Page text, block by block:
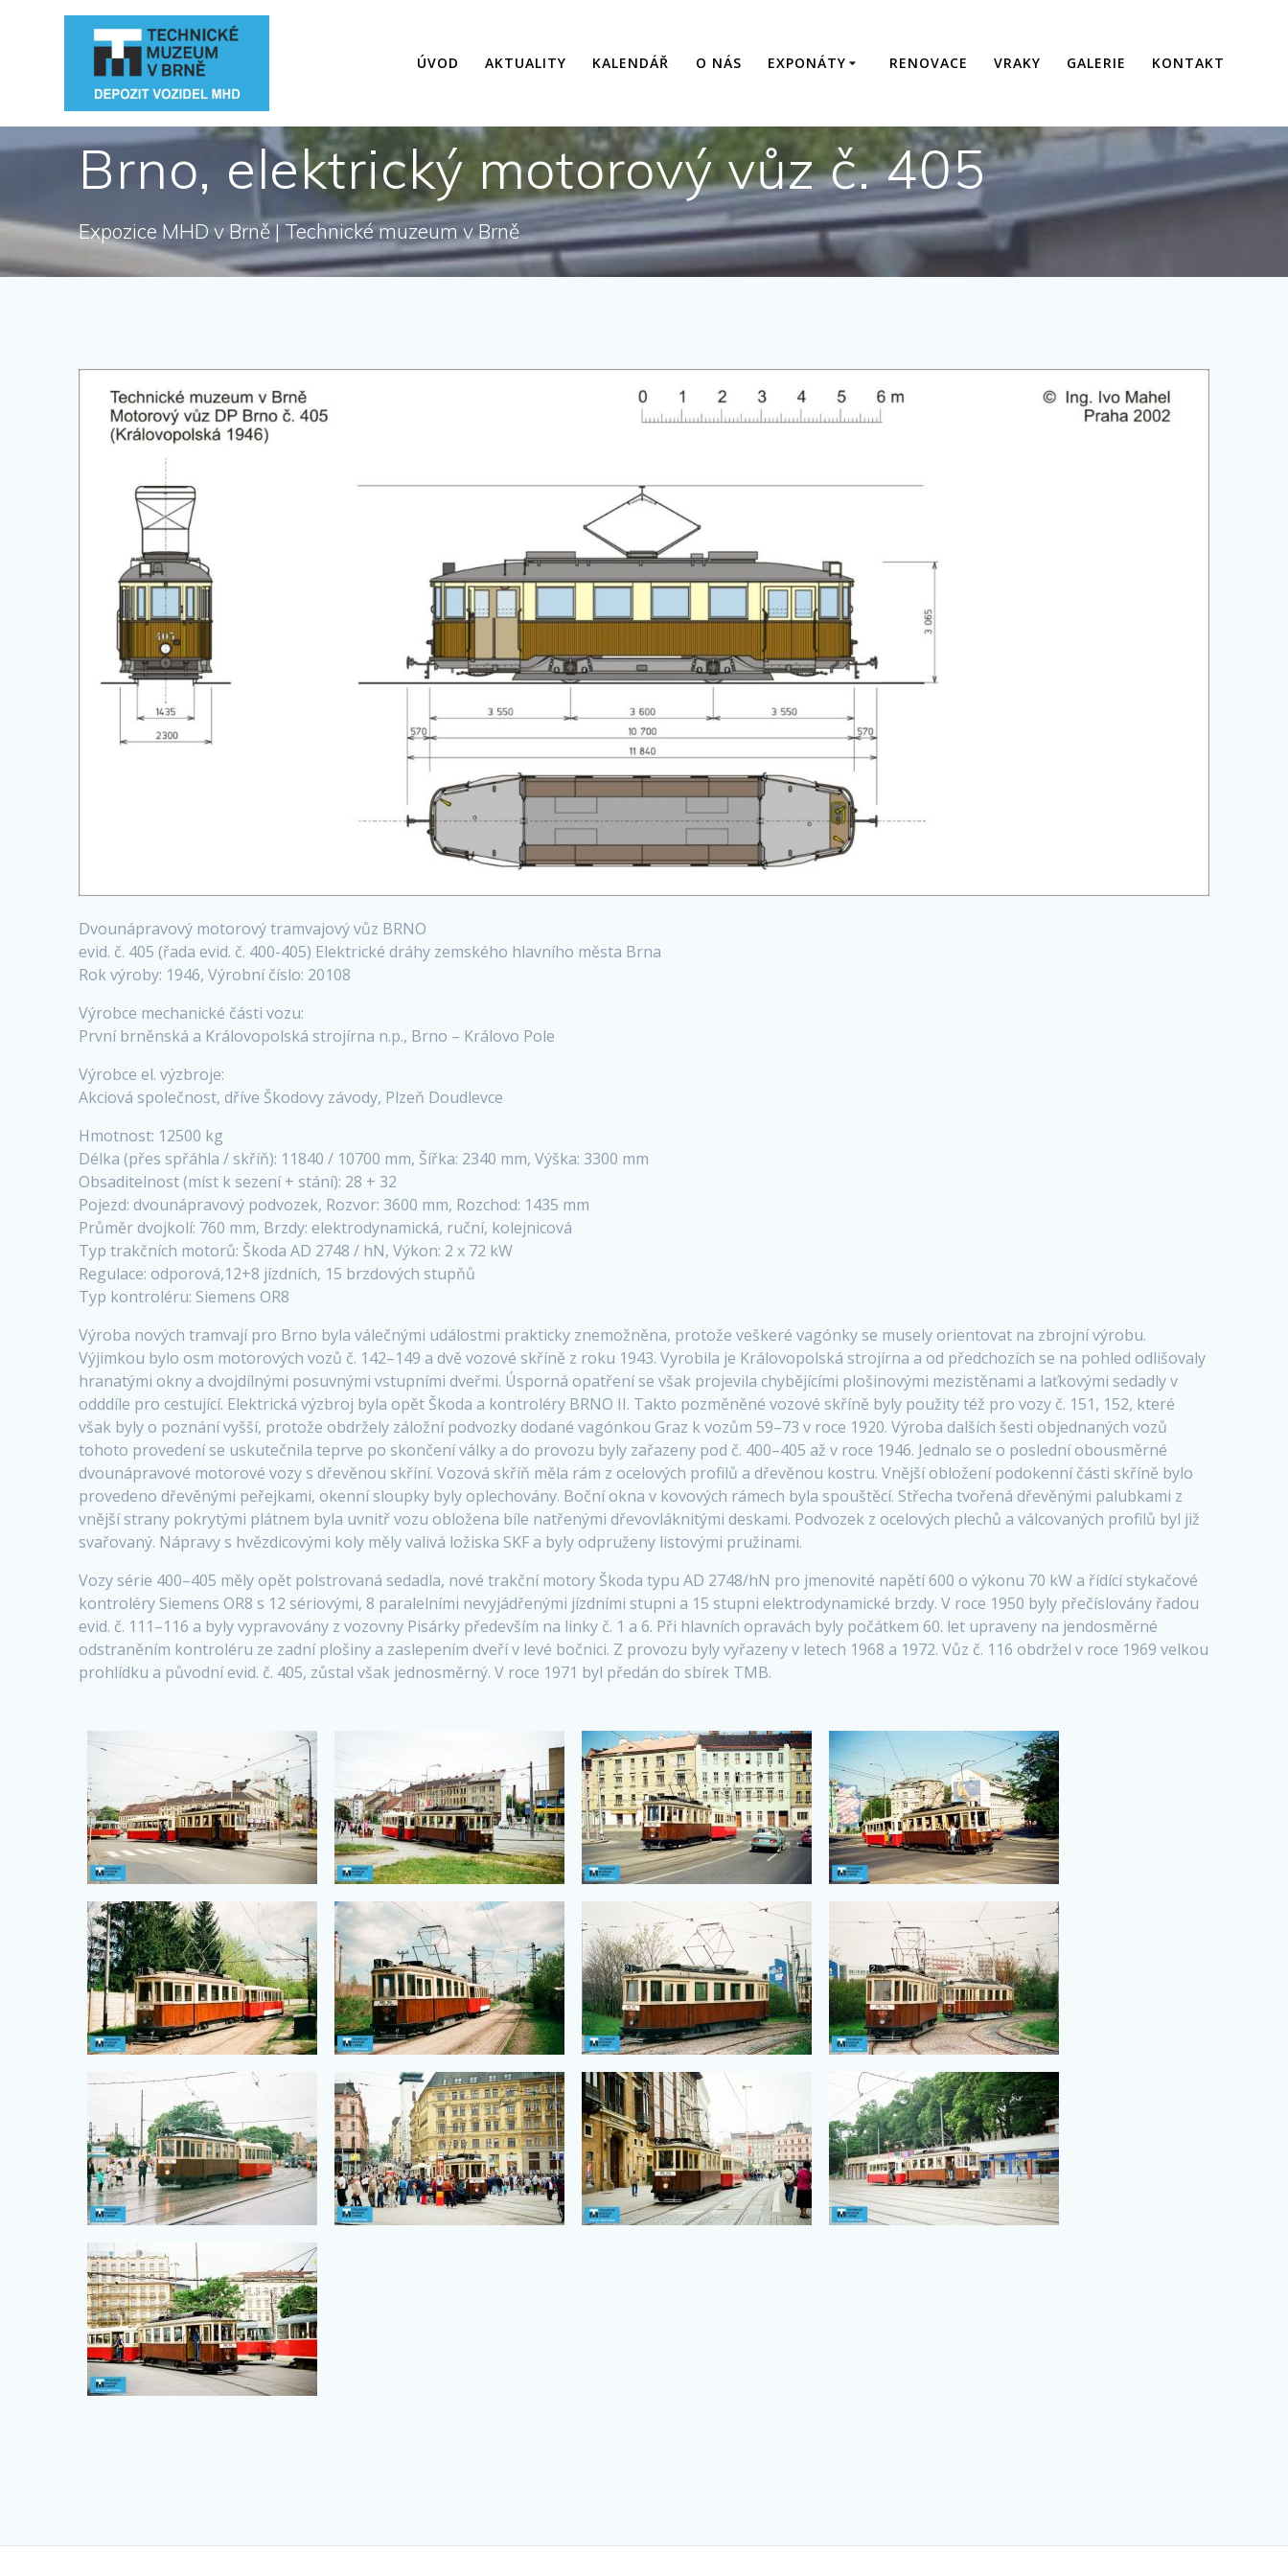
Přeskočit
ÚVOD AKTUALITY KALENDÁŘ O NÁS EXPONÁTY RENOVACE VRAKY GALERIE KONTAKT
Brno, elektrický motorový vůz č. 405
Expozice MHD v Brně | Technické muzeum v Brně
Dvounápravový motorový tramvajový vůz BRNO
evid. č. 405 (řada evid. č. 400-405) Elektrické dráhy zemského hlavního města Brna
Rok výroby: 1946, Výrobní číslo: 20108
Výrobce mechanické části vozu:
První brněnská a Královopolská strojírna n.p., Brno – Královo Pole
Výrobce el. výzbroje:
Akciová společnost, dříve Škodovy závody, Plzeň Doudlevce
Hmotnost: 12500 kg
Délka (přes spřáhla / skříň): 11840 / 10700 mm, Šířka: 2340 mm, Výška: 3300 mm
Obsaditelnost (míst k sezení + stání): 28 + 32
Pojezd: dvounápravový podvozek, Rozvor: 3600 mm, Rozchod: 1435 mm
Průměr dvojkolí: 760 mm, Brzdy: elektrodynamická, ruční, kolejnicová
Typ trakčních motorů: Škoda AD 2748 / hN, Výkon: 2 x 72 kW
Regulace: odporová,12+8 jízdních, 15 brzdových stupňů
Typ kontroléru: Siemens OR8
Výroba nových tramvají pro Brno byla válečnými událostmi prakticky znemožněna, protože veškeré vagónky se musely orientovat na zbrojní výrobu.
Výjimkou bylo osm motorových vozů č. 142–149 a dvě vozové skříně z roku 1943. Vyrobila je Královopolská strojírna a od předchozích se na pohled odlišovaly
hranatými okny a dvojdílnými posuvnými vstupními dveřmi. Úsporná opatření se však projevila chybějícími plošinovými mezistěnami a laťkovými sedadly v
odddíle pro cestující. Elektrická výzbroj byla opět Škoda a kontroléry BRNO II. Takto pozměněné vozové skříně byly použity též pro vozy č. 151, 152, které
však byly o poznání vyšší, protože obdržely záložní podvozky dodané vagónkou Graz k vozům 59–73 v roce 1920. Výroba dalších šesti objednaných vozů
tohoto provedení se uskutečnila teprve po skončení války a do provozu byly zařazeny pod č. 400–405 až v roce 1946. Jednalo se o poslední obousměrné
dvounápravové motorové vozy s dřevěnou skříní. Vozová skříň měla rám z ocelových profilů a dřevěnou kostru. Vnější obložení podokenní části skříně bylo
provedeno dřevěnými peřejkami, okenní sloupky byly oplechovány. Boční okna v kovových rámech byla spouštěcí. Střecha tvořená dřevěnými palubkami z
vnější strany pokrytými plátnem byla uvnitř vozu obložena bíle natřenými dřevovláknitými deskami. Podvozek z ocelových plechů a válcovaných profilů byl již
svařovaný. Nápravy s hvězdicovými koly měly valivá ložiska SKF a byly odpruženy listovými pružinami.
Vozy série 400–405 měly opět polstrovaná sedadla, nové trakční motory Škoda typu AD 2748/hN pro jmenovité napětí 600 o výkonu 70 kW a řídící stykačové
kontroléry Siemens OR8 s 12 sériovými, 8 paralelními nevyjádřenými jízdními stupni a 15 stupni elektrodynamické brzdy. V roce 1950 byly přečíslovány řadou
evid. č. 111–116 a byly vypravovány z vozovny Pisárky především na linky č. 1 a 6. Při hlavních opravách byly počátkem 60. let upraveny na jendosměrné
odstraněním kontroléru ze zadní plošiny a zaslepením dveří v levé bočnici. Z provozu byly vyřazeny v letech 1968 a 1972. Vůz č. 116 obdržel v roce 1969 velkou
prohlídku a původní evid. č. 405, zůstal však jednosměrný. V roce 1971 byl předán do sbírek TMB.